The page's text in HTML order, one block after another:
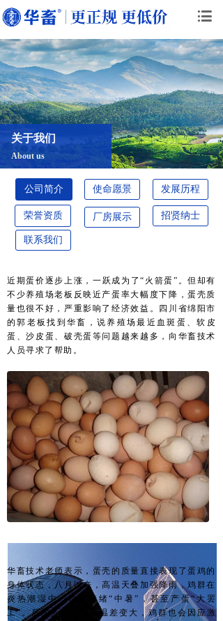
About us
关于我们
发展历程
招贤纳士
厂房展示
使命愿景
公司简介
荣誉资质
联系我们
近期蛋价逐步上涨，一跃成为了“火箭蛋”。但却有
不少养殖场老板反映近产蛋率大幅度下降，蛋壳质
量也很不好，严重影响了经济效益。四川省绵阳市
的郭老板找到华畜，说养殖场最近血斑蛋、软皮
蛋、沙皮蛋、破壳蛋等问题越来越多，向华畜技术
人员寻求了帮助。
华畜技术老师表示，蛋壳的质量直接表现了蛋鸡的
身体状态，八月以来，高温天叠加强降雨，鸡群在
炎热潮湿中，也会情绪“中暑”，甚至产蛋“大罢
工”。后续入秋后周热温差变大，鸡群也会因应激